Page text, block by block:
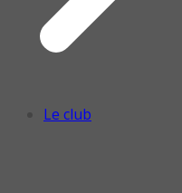
Le club